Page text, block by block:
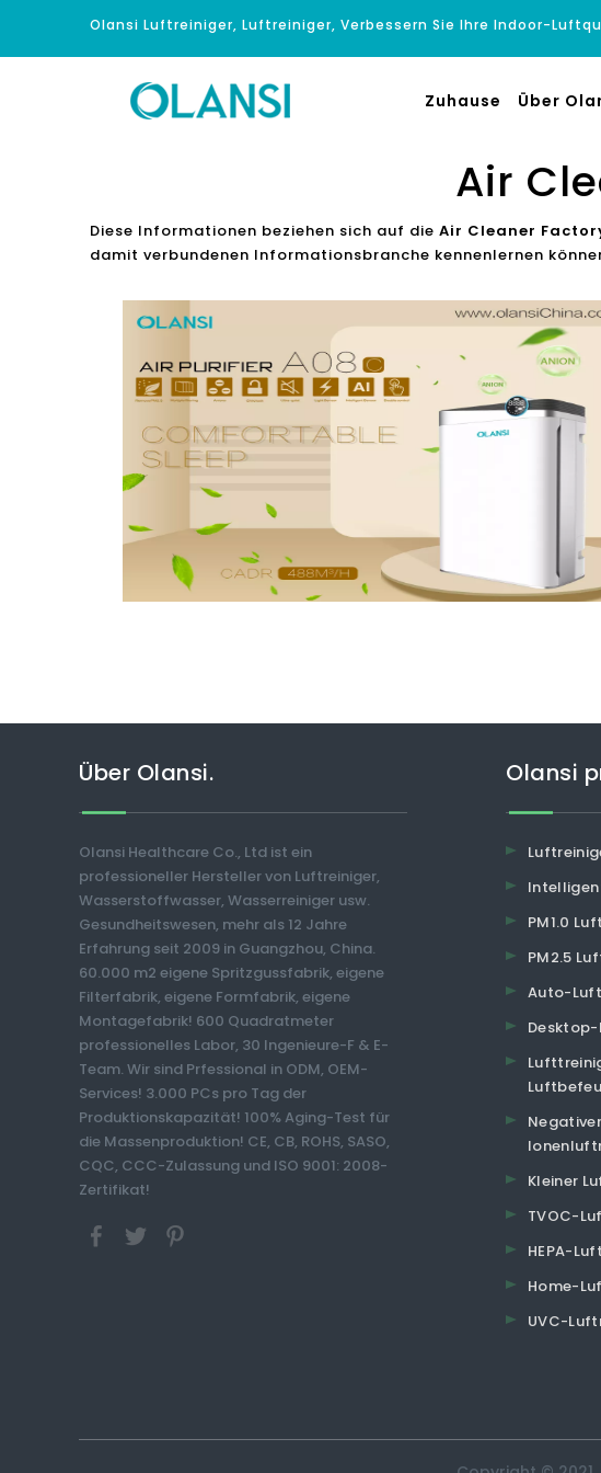
Olansi Luftreiniger, Luftreiniger, Verbessern Sie Ihre Indoor-
Zuhause Über
Air
Diese Informationen beziehen sich auf die Air Cleaner
damit verbundenen Informationsbranche kennenlernen
Über Olansi.
Olansi Healthcare Co., Ltd ist ein
professioneller Hersteller von Luftreiniger,
Wasserstoffwasser, Wasserreiniger usw.
Gesundheitswesen, mehr als 12 Jahre
Erfahrung seit 2009 in Guangzhou, China.
60.000 m2 eigene Spritzgussfabrik, eigene
Filterfabrik, eigene Formfabrik, eigene
Montagefabrik! 600 Quadratmeter
professionelles Labor, 30 Ingenieure-F & E-
Team. Wir sind Prfessional in ODM, OEM-
Services! 3.000 PCs pro Tag der
Produktionskapazität! 100% Aging-Test für
die Massenproduktion! CE, CB, ROHS, SASO,
CQC, CCC-Zulassung und ISO 9001: 2008-
Zertifikat!
Olansi
PM1.0
PM2.5
Auto-
Negativer
Kleiner
TVOC-
HEPA-
Home-
UVC-